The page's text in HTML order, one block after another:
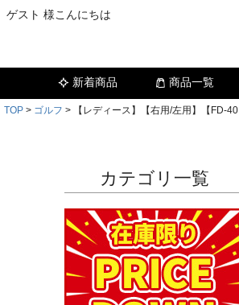
ゲスト 様こんにちは
新着商品 商品一覧
TOP ゴルフ 【レディース】【右用/左用】【FD-
カテゴリ一覧